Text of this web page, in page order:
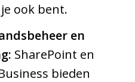
ook bent.
en
SharePoint en
bieden